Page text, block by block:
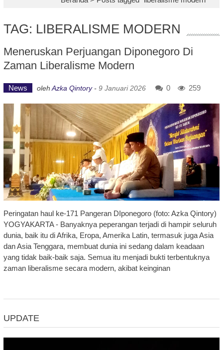
TAG: LIBERALISME MODERN
Meneruskan Perjuangan Diponegoro Di
Zaman Liberalisme Modern
News oleh Azka Qintory- 9 Januari 2026 0 259
Peringatan haul ke-171 Pangeran DIponegoro (foto: Azka Qintory)
YOGYAKARTA - Banyaknya peperangan terjadi di hampir seluruh
dunia, baik itu di Afrika, Eropa, Amerika Latin, termasuk juga Asia
dan Asia Tenggara, membuat dunia ini sedang dalam keadaan
yang tidak baik-baik saja. Semua itu menjadi bukti terbentuknya
zaman liberalisme secara modern, akibat keinginan
UPDATE